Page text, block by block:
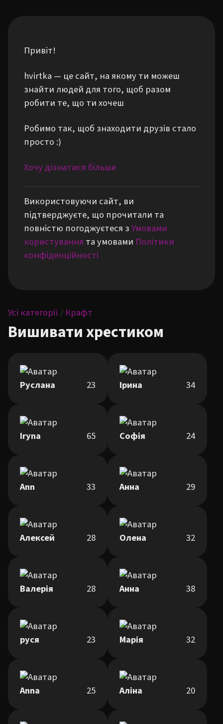
Привіт!
hvirtka — це сайт, на якому ти можеш
знайти людей для того, щоб разом
робити те, що ти хочеш
Робимо так, щоб знаходити друзів стало
просто :)
Хочу дізнатися більше
Використовуючи сайт, ви
підтверджуєте, що прочитали та
повністю погоджуєтеся зУмовами
користування та умовами Політики
конфіденційності
Усі категорії / Крафт
Вишивати хрестиком
Руслана 23 Ірина 34
Iryna 65 Софія 24
Ann 33 Анна 29
Алексей 28 Олена 32
Валерія 28 Анна 38
руся 23 Марія 32
Anna 25 Аліна 20